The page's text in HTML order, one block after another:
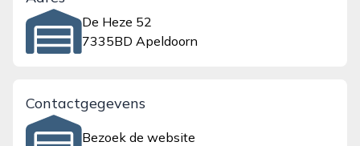
De Heze 52
7335BD Apeldoorn
Contactgegevens
Bezoek de website